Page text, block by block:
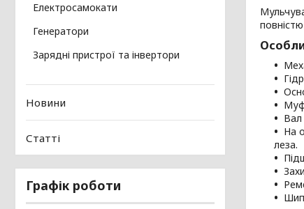
На
леза.
Електросамокати
Генератори
Зарядні пристрої та інвертори
Новини
Статті
Графік роботи